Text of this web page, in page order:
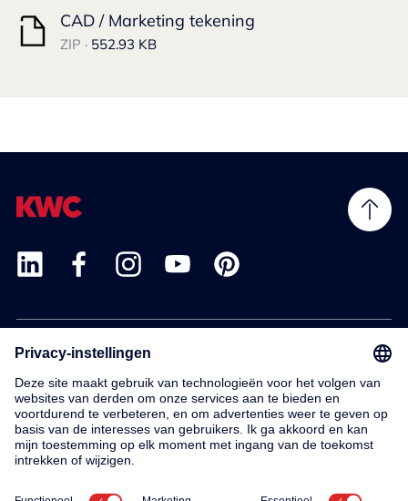
CAD / Marketing tekening
ZIP · 552.93 KB
Service
Contact